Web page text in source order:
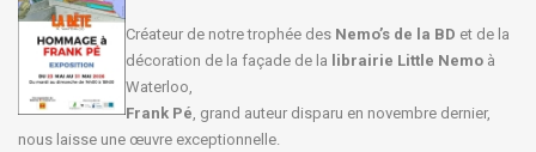
Créateur de notre trophée des Nemo’s de la BD et de la
décoration de la façade de la librairie Little Nemo à
Waterloo,
Frank Pé, grand auteur disparu en novembre dernier,
nous laisse une œuvre exceptionnelle.